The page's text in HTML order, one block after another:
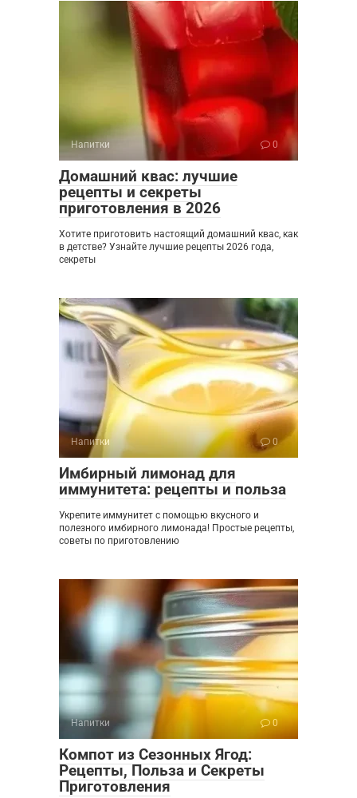
Напитки 0
Домашний квас: лучшие
рецепты и секреты
приготовления в 2026
Хотите приготовить настоящий домашний квас, как
в детстве? Узнайте лучшие рецепты 2026 года,
секреты
Напитки 0
Имбирный лимонад для
иммунитета: рецепты и польза
Укрепите иммунитет с помощью вкусного и
полезного имбирного лимонада! Простые рецепты,
советы по приготовлению
Напитки 0
Компот из Сезонных Ягод:
Рецепты, Польза и Секреты
Приготовления